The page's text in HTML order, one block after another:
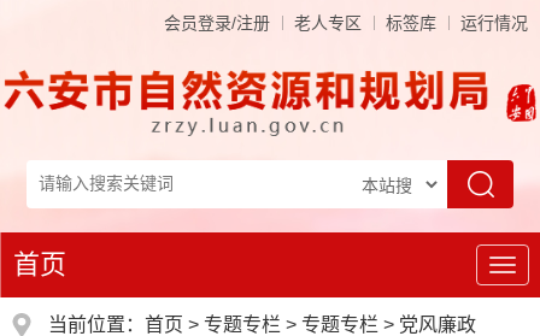
会员登录/注册 老人专区 标签库 运行情况
导
首页
当前位置： 首页 > 专题专栏 > 专题专栏 > 党风廉政